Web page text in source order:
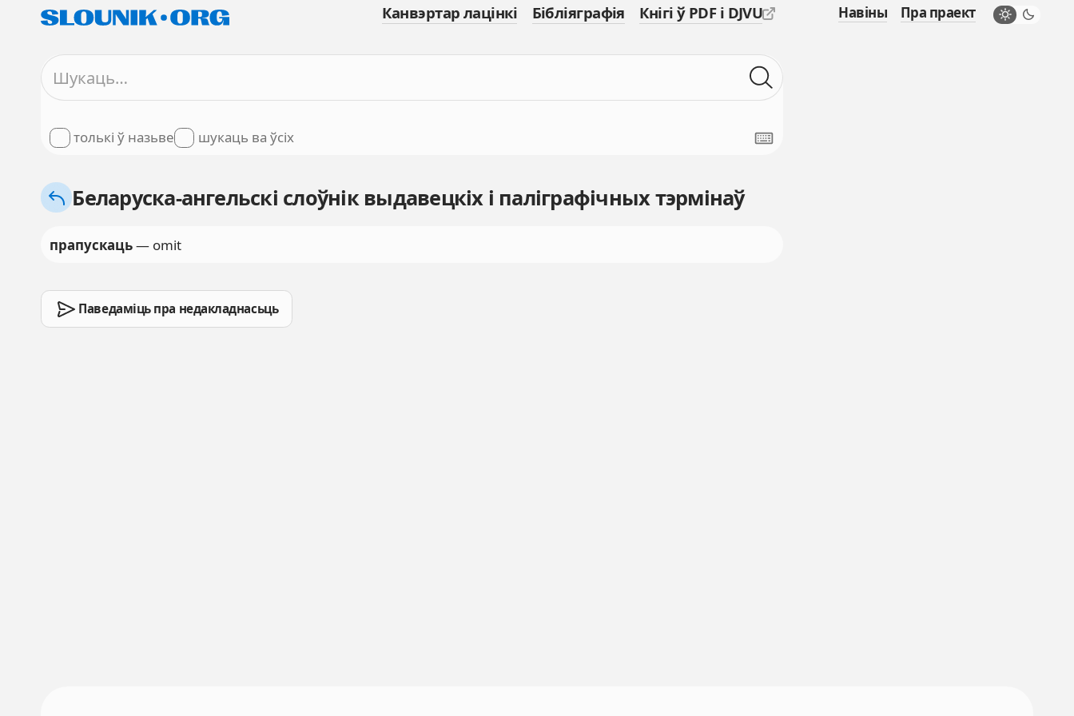
Канвэртар лацінкі Бібліяграфія Кнігі ў PDF і DJVU Навіны Пра праект
толькі ў назьве шукаць ва ўсіх
Беларуска-ангельскі слоўнік выдавецкіх і паліграфічных тэрмінаў
прапускаць— omit
Паведаміць пра недакладнасьць